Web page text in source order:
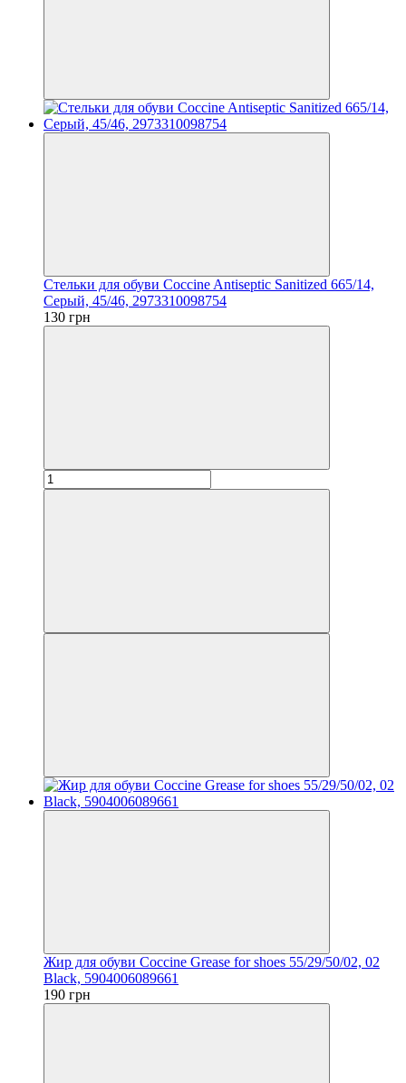
Стельки для обуви Coccine Antiseptic Sanitized 665/14,
Серый, 45/46, 2973310098754
130 грн
Жир для обуви Coccine Grease for shoes 55/29/50/02, 02
Black, 5904006089661
190 грн